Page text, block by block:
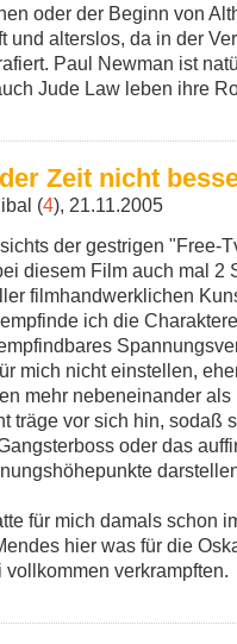
oder der Beginn von
und alterslos, da in der
Paul Newman ist
Jude Law leben ihre
Zeit nicht
(4), 21.11.2005
der gestrigen "Free-
diesem Film auch mal 2
filmhandwerklichen
ich die
mich nicht einstellen,
mehr nebeneinander
träge vor sich hin, sodaß
oder das
für mich damals schon
hier was für die
vollkommen verkrampften.